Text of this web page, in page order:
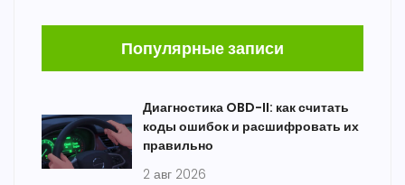
Популярные записи
Диагностика OBD-II: как считать
коды ошибок и расшифровать их
правильно
2 авг 2026